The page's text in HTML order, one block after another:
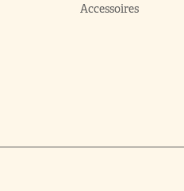
Accessoires